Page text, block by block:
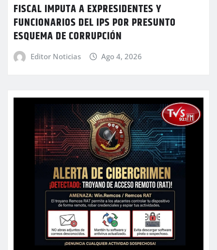
FISCAL IMPUTA A EXPRESIDENTES Y
FUNCIONARIOS DEL IPS POR PRESUNTO
ESQUEMA DE CORRUPCIÓN
Editor Noticias Ago 4, 2026